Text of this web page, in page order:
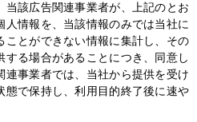
当該広告関連事業者が、上記のとお
人情報を、当該情報のみでは当社に
ことができない情報に集計し、その
る場合があることにつき、同意し
連事業者では、当社から提供を受け
態で保持し、利用目的終了後に速や